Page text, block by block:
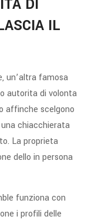
DI
IL
un’altra famosa
autorita di volonta
affinche scelgono
chiacchierata
La proprieta
dello in persona
funziona con
i profili delle